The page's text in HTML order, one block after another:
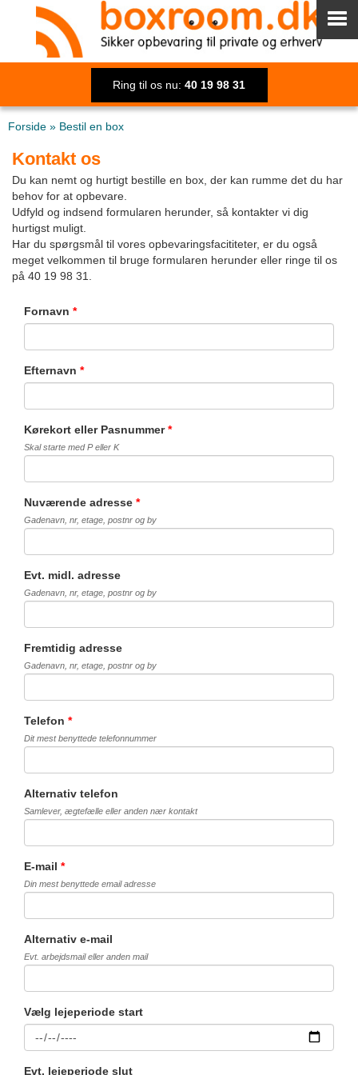
Ring til os nu: 40 19 98 31
Forside » Bestil en box
Kontakt os
Du kan nemt og hurtigt bestille en box, der kan rumme det du har
behov for at opbevare.
Udfyld og indsend formularen herunder, så kontakter vi dig
hurtigst muligt.
Har du spørgsmål til vores opbevaringsfacititeter, er du også
meget velkommen til bruge formularen herunder eller ringe til os
på 40 19 98 31.
Fornavn *
Efternavn *
Kørekort eller Pasnummer*
Skal starte med P eller K
Nuværende adresse *
Gadenavn, nr, etage, postnr og by
Evt. midl. adresse
Gadenavn, nr, etage, postnr og by
Fremtidig adresse
Gadenavn, nr, etage, postnr og by
Telefon *
Dit mest benyttede telefonnummer
Alternativ telefon
Samlever, ægtefælle eller anden nær kontakt
E-mail *
Din mest benyttede email adresse
Alternativ e-mail
Evt. arbejdsmail eller anden mail
Vælg lejeperiode start
Evt. lejeperiode slut